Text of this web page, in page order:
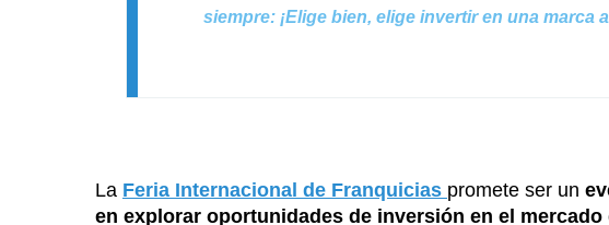
siempre: ¡Elige bien, elige invertir en una marca
La Feria Internacional de Franquicias promete ser un
en explorar oportunidades de inversión en el